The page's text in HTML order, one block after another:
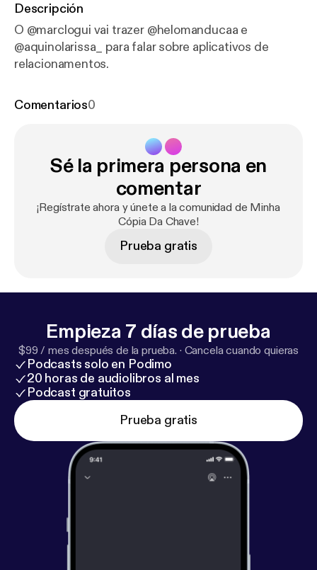
Descripción
O @marclogui vai trazer @helomanducaa e
@aquinolarissa_ para falar sobre aplicativos de
relacionamentos.
Comentarios0
Sé la primera persona en
comentar
¡Regístrate ahora y únete a la comunidad de Minha
Cópia Da Chave!
Prueba gratis
Empieza 7 días de prueba
$99 / mes después de la prueba. · Cancela cuando quieras
Podcasts solo en Podimo
20 horas de audiolibros al mes
Podcast gratuitos
Prueba gratis